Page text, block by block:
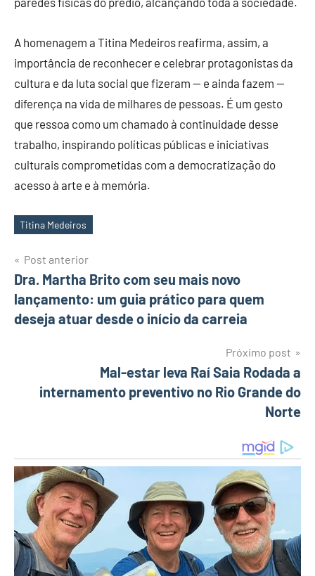
A homenagem a Titina Medeiros reafirma, assim, a
importância de reconhecer e celebrar protagonistas da
cultura e da luta social que fizeram — e ainda fazem —
diferença na vida de milhares de pessoas. É um gesto
que ressoa como um chamado à continuidade desse
trabalho, inspirando políticas públicas e iniciativas
culturais comprometidas com a democratização do
acesso à arte e à memória.
Tags
Titina Medeiros
Navegação
de
Post anterior
Dra. Martha Brito com seu mais novo
lançamento: um guia prático para quem
deseja atuar desde o início da carreia
Próximo post
Mal-estar leva Raí Saia Rodada a
internamento preventivo no Rio Grande do
Norte